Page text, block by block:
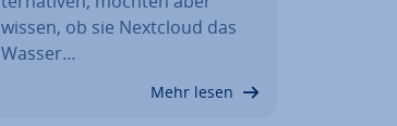
wissen, ob sie Nextcloud das
Wasser…
Mehr lesen